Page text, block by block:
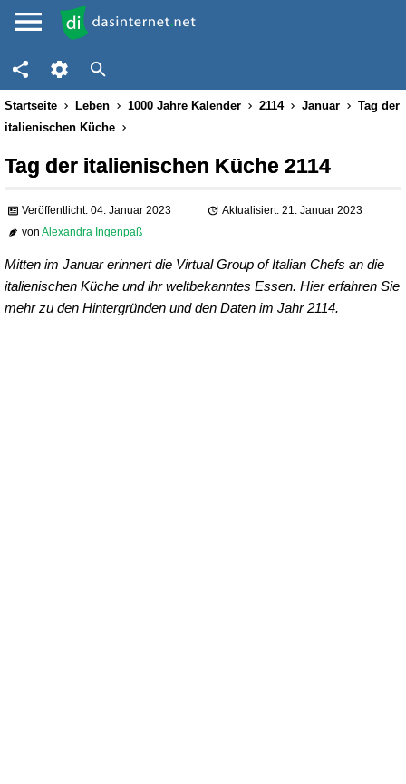
Startseite Leben 1000 Jahre Kalender 2114 Januar
Tag der
italienischen Küche
Tag der italienischen Küche 2114
Veröffentlicht: 04. Januar 2023
Aktualisiert: 21. Januar 2023
vonAlexandra Ingenpaß
Mitten im Januar erinnert die Virtual Group of Italian Chefs an die
italienischen Küche und ihr weltbekanntes Essen. Hier erfahren Sie
mehr zu den Hintergründen und den Daten im Jahr 2114.